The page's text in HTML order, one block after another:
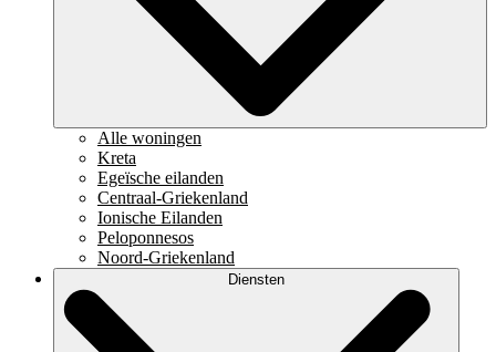
Alle woningen
Kreta
Egeïsche eilanden
Centraal-Griekenland
Ionische Eilanden
Peloponnesos
Noord-Griekenland
Diensten